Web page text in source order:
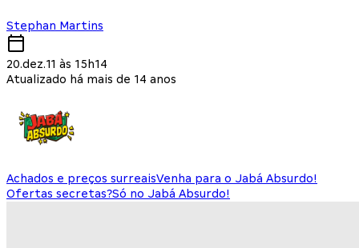
Stephan Martins
20.dez.11 às 15h14
Atualizado há mais de 14 anos
Achados e preços surreaisVenha para o Jabá Absurdo!
Ofertas secretas?Só no Jabá Absurdo!